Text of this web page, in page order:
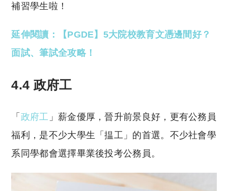
補習學生啦！
延伸閱讀：【PGDE】5大院校教育文憑邊間好？
面試、筆試全攻略！
4.4 政府工
「 政府工 」薪金優厚，晉升前景良好，更有公務員
福利，是不少大學生「揾工」的首選。不少社會學
系同學都會選擇畢業後投考公務員。